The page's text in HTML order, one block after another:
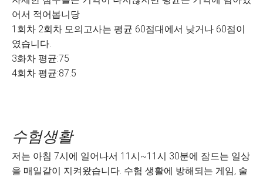
어서 적어봅니당
1회차 2회차 모의고사는 평균 60점대에서 낮거나 60점이
였습니다.
3화차 평균:75
4회차 평균:87.5
수험생활
저는 아침 7시에 일어나서 11시~11시 30분에 잠드는 일상
을 매일같이 지켜왔습니다. 수험 생활에 방해되는 게임, 술